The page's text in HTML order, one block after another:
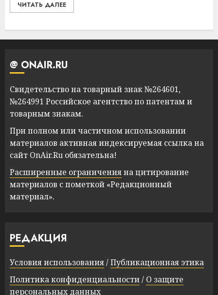
ЧИТАТЬ ДАЛЕЕ
@ ONAIR.RU
Свидетельство на товарный знак №264601,
№264991 Российское агентство по патентам и
товарным знакам.
При полном или частичном использовании
материалов активная индексируемая ссылка на
сайт OnAir.Ru обязательна!
Расширенные ограниченияна цитирование
материалов с пометкой «Редакционный
материал».
РЕДАКЦИЯ
Условия использования/Публикационная этика
Политика конфиденциальности/ О защите
персональных данных